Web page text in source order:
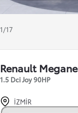
1/17
Renault Megane
1.5 Dci Joy 90HP
İZMİR